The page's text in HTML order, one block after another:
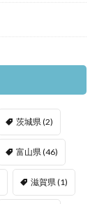
茨城県 (2)
富山県 (46)
滋賀県 (1)